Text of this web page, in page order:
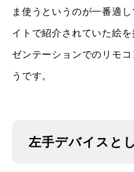
ま使うというのが一番適
イトで紹介されていた絵
ゼンテーションでのリモ
うです。
左手デバイスと